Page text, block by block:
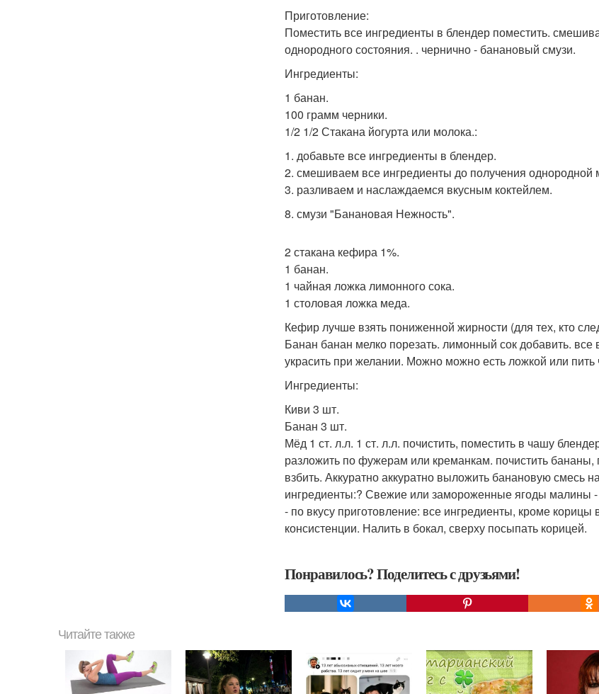
Приготовление:
Поместить все ингредиенты в блендер поместить.
однородного состояния. . чернично - банановый смузи.
Ингредиенты:
1 банан.
100 грамм черники.
1/2 1/2 Стакана йогурта или молока.:
1. добавьте все ингредиенты в блендер.
2. смешиваем все ингредиенты до получения однородной
3. разливаем и наслаждаемся вкусным коктейлем.
8. смузи "Банановая Нежность".
2 стакана кефира 1%.
1 банан.
1 чайная ложка лимонного сока.
1 столовая ложка меда.
Кефир лучше взять пониженной жирности (для тех, кто
Банан банан мелко порезать. лимонный сок добавить.
украсить при желании. Можно можно есть ложкой или пить
Ингредиенты:
Киви 3 шт.
Банан 3 шт.
Мёд 1 ст. л.л. 1 ст. л.л. почистить, поместить в чашу
разложить по фужерам или креманкам. почистить
взбить. Аккуратно аккуратно выложить банановую смесь
ингредиенты:? Свежие или замороженные ягоды малины
- по вкусу приготовление: все ингредиенты, кроме
консистенции. Налить в бокал, сверху посыпать корицей.
Понравилось? Поделитесь с друзьями!
Читайте также